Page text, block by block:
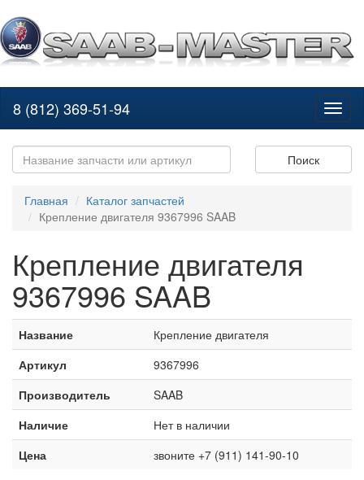
8 (812) 369-51-94
Поиск
Главная
Каталог запчастей
Крепление двигателя 9367996 SAAB
Крепление двигателя
9367996 SAAB
Название
Крепление двигателя
Артикул
9367996
Производитель
SAAB
Наличие
Нет в наличии
Цена
звоните +7 (911) 141-90-10